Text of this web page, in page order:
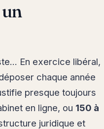
En exercice libéral,
chaque année
presque toujours
en ligne, ou 150 à
juridique et